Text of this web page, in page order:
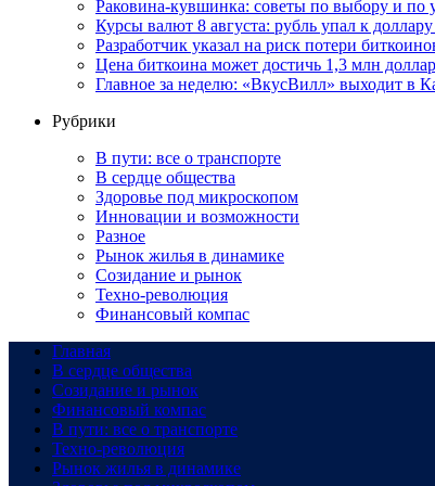
Раковина-кувшинка: советы по выбору и по
Курсы валют 8 августа: рубль упал к
Разработчик указал на риск потери
Цена биткоина может достичь 1,3 млн
Главное за неделю: «ВкусВилл» выходит в
Рубрики
В пути: все о транспорте
В сердце общества
Здоровье под микроскопом
Инновации и возможности
Разное
Рынок жилья в динамике
Созидание и рынок
Техно-революция
Финансовый компас
Главная
В сердце общества
Созидание и рынок
Финансовый компас
В пути: все о транспорте
Техно-революция
Рынок жилья в динамике